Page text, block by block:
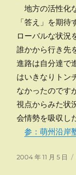
地方の活性化
「答え」を期
ローバルな状況
誰かから行き先
進路は自分達で
はいきなりトン
なかったのです
視点からみた状
会情勢を吸収し
参：萌州沿岸
投
2004 年 11 月 5 日